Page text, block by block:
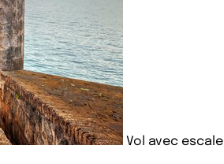
Vol avec escale